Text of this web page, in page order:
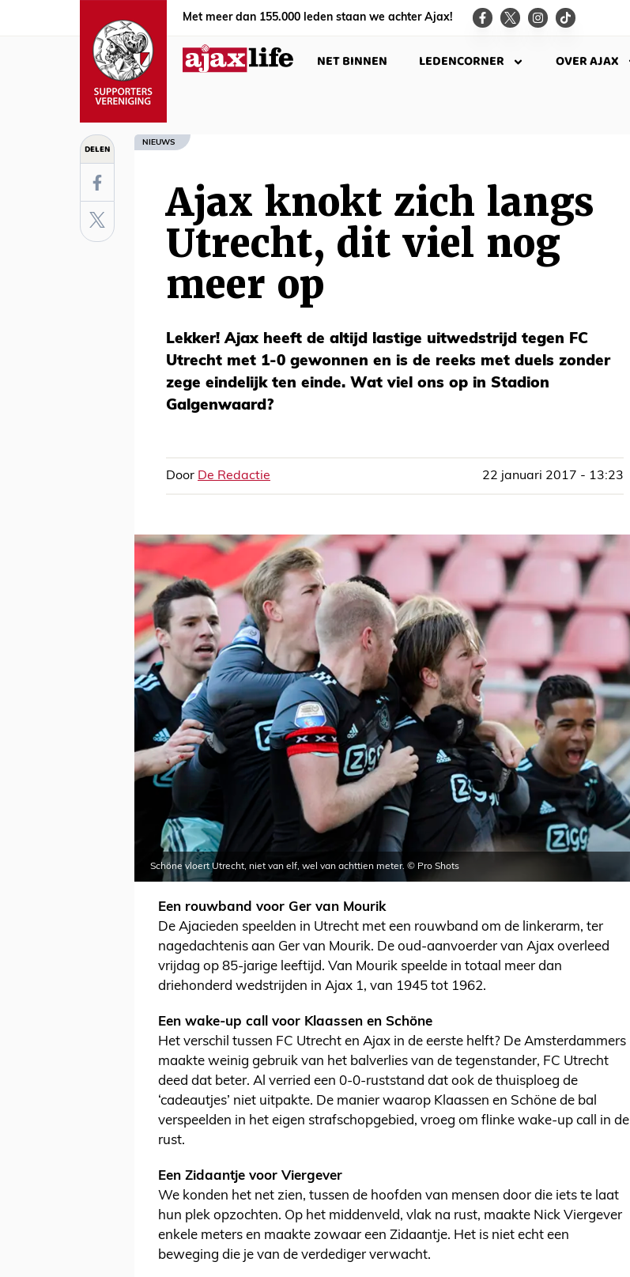
Met meer dan 155.000 leden staan we achter Ajax!
NET BINNEN LEDENCORNER OVER AJAX
DELEN NIEUWS
Ajax knokt zich langs
Utrecht, dit viel nog
meer op
Lekker! Ajax heeft de altijd lastige uitwedstrijd tegen FC
Utrecht met 1-0 gewonnen en is de reeks met duels zonder
zege eindelijk ten einde. Wat viel ons op in Stadion
Galgenwaard?
Door De Redactie 22 januari 2017 - 13:23
Schöne vloert Utrecht, niet van elf, wel van achttien meter. © Pro Shots
Een rouwband voor Ger van Mourik
De Ajacieden speelden in Utrecht met een rouwband om de linkerarm, ter
nagedachtenis aan Ger van Mourik. De oud-aanvoerder van Ajax overleed
vrijdag op 85-jarige leeftijd. Van Mourik speelde in totaal meer dan
driehonderd wedstrijden in Ajax 1, van 1945 tot 1962.
Een wake-up call voor Klaassen en Schöne
Het verschil tussen FC Utrecht en Ajax in de eerste helft? De Amsterdammers
maakte weinig gebruik van het balverlies van de tegenstander, FC Utrecht
deed dat beter. Al verried een 0-0-ruststand dat ook de thuisploeg de
‘cadeautjes’ niet uitpakte. De manier waarop Klaassen en Schöne de bal
verspeelden in het eigen strafschopgebied, vroeg om flinke wake-up call in de
rust.
Een Zidaantje voor Viergever
We konden het net zien, tussen de hoofden van mensen door die iets te laat
hun plek opzochten. Op het middenveld, vlak na rust, maakte Nick Viergever
enkele meters en maakte zowaar een Zidaantje. Het is niet echt een
beweging die je van de verdediger verwacht.